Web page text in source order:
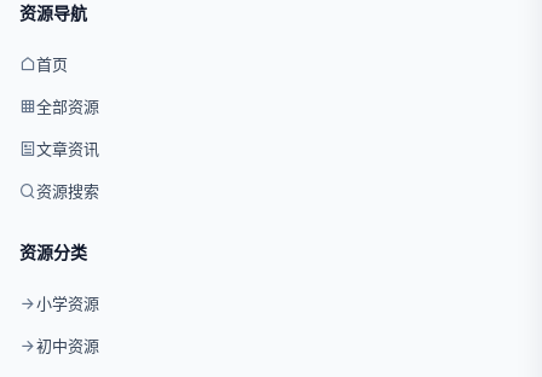
资源导航
首页
全部资源
文章资讯
资源搜索
资源分类
小学资源
初中资源